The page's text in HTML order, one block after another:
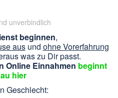
unverbindlich
beginnen,
ausund ohne Vorerfahrung
was zu Dir passt.
Online Einnahmen beginnt
hier
Geschlecht: